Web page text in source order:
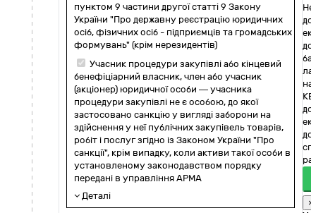
пунктом 9 частини другої статті 9 Закону
України "Про державну реєстрацію юридичних
осіб, фізичних осіб - підприємців та громадських
формувань" (крім нерезидентів)
Учасник процедури закупівлі або кінцевий
бенефіціарний власник, член або учасник
(акціонер) юридичної особи — учасника
процедури закупівлі не є особою, до якої
застосовано санкцію у вигляді заборони на
здійснення у неї публічних закупівель товарів,
робіт і послуг згідно із Законом України "Про
санкції", крім випадку, коли активи такої особи в
установленому законодавством порядку
передані в управління АРМА
Деталі
Не
до
×